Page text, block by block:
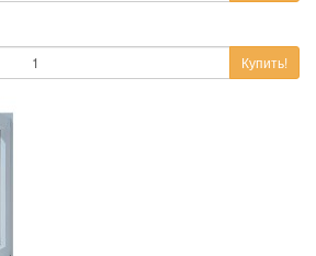
Купить!